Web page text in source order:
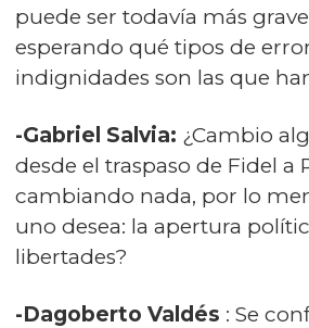
puede ser todavía más
esperando qué tipos de
indignidades son las que
-Gabriel Salvia: ¿Cambio
desde el traspaso de Fidel a
cambiando nada, por lo
uno desea: la apertura
libertades?
-Dagoberto Valdés : Se